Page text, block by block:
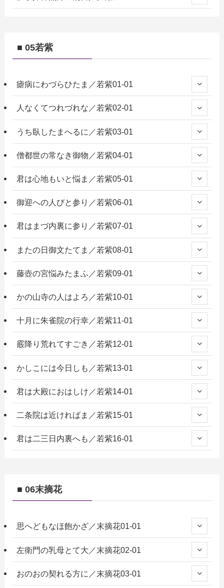
■ 05若紫
瘧病にわづらひたま／若紫01-01
人なくてつれづれな／若紫02-01
うち臥したまへるに／若紫03-01
僧都世の常なき御物／若紫04-01
君は心地もいと悩ま／若紫05-01
御迎への人びと参り／若紫06-01
君はまづ内裏に参り／若紫07-01
またの日御文たてま／若紫08-01
藤壺の宮悩みたまふ／若紫09-01
かの山寺の人はよろ／若紫10-01
十月に朱雀院の行幸／若紫11-01
霰降り荒れてすごき／若紫12-01
かしこには今日しも／若紫13-01
君は大殿におはしけ／若紫14-01
二条院は近ければま／若紫15-01
君は二三日内裏へも／若紫16-01
■ 06末摘花
思へどもなほ飽かざ／末摘花01-01
左衛門の乳母とて大／末摘花02-01
おのおの契れる方に／末摘花03-01